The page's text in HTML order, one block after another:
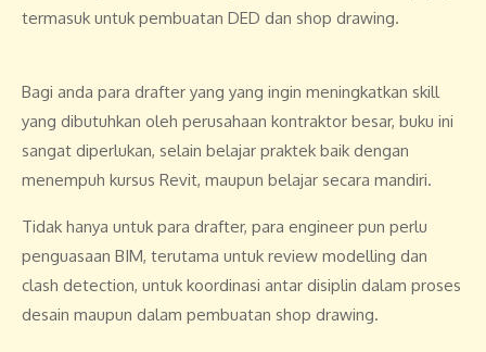
termasuk untuk pembuatan DED dan shop drawing.
Bagi anda para drafter yang yang ingin meningkatkan skill
yang dibutuhkan oleh perusahaan kontraktor besar, buku ini
sangat diperlukan, selain belajar praktek baik dengan
menempuh kursus Revit, maupun belajar secara mandiri.
Tidak hanya untuk para drafter, para engineer pun perlu
penguasaan BIM, terutama untuk review modelling dan
clash detection, untuk koordinasi antar disiplin dalam proses
desain maupun dalam pembuatan shop drawing.